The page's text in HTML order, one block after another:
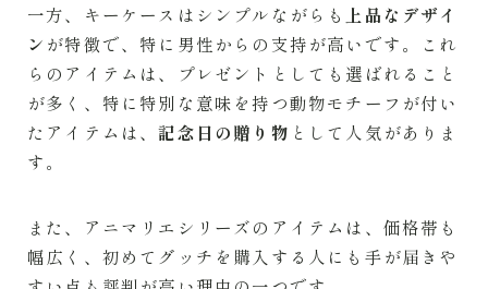
一方、キーケースはシンプルながらも 上品なデザイ
ン が特徴で、特に男性からの支持が高いです。これ
らのアイテムは、プレゼントとしても選ばれること
が多く、特に特別な意味を持つ動物モチーフが付い
たアイテムは、記念日の贈り物 として人気がありま
す。
また、アニマリエシリーズのアイテムは、価格帯も
幅広く、初めてグッチを購入する人にも手が届きや